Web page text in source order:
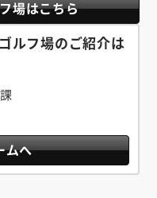
場はこちら
ルフ場のご紹介は
ムへ